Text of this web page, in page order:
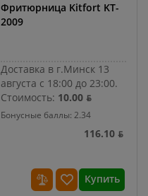
Фритюрница Kitfort KT-
2009
Доставка в г.Минск 13
августа с 18:00 до 23:00.
Стоимость: 10.00 ƃ
Бонусные баллы: 2.34
116.10 ƃ
Купить